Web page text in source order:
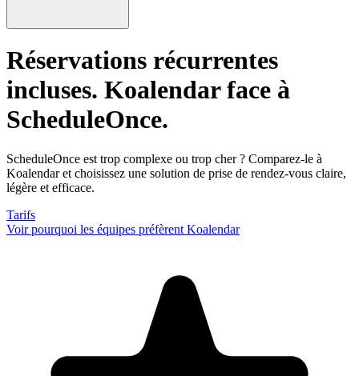
Réservations récurrentes
incluses. Koalendar face à
ScheduleOnce.
ScheduleOnce est trop complexe ou trop cher ? Comparez-le à
Koalendar et choisissez une solution de prise de rendez-vous claire,
légère et efficace.
Tarifs
Voir pourquoi les équipes préfèrent Koalendar